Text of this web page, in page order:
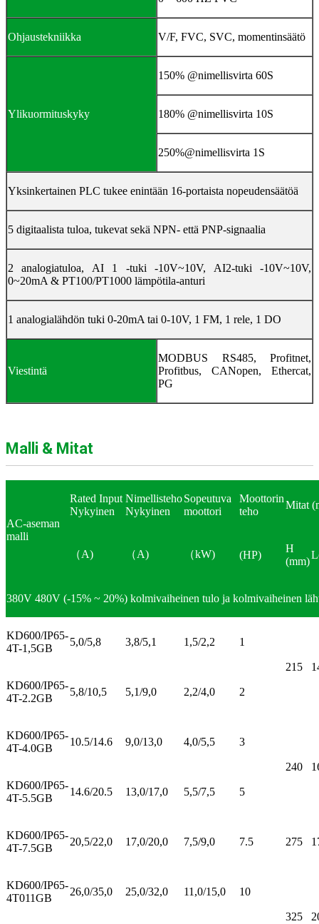
Ohjaustekniikka V/F, FVC, SVC, momentinsäätö
Ylikuormituskyky
150% @nimellisvirta 60S
180% @nimellisvirta 10S
250%@nimellisvirta 1S
Yksinkertainen PLC tukee enintään 16-portaista nopeudensäätöä
5 digitaalista tuloa, tukevat sekä NPN- että PNP-signaalia
2 analogiatuloa, AI 1 -tuki -10V~10V, AI2-tuki -10V~10V,
0~20mA & PT100/PT1000 lämpötila-anturi
1 analogialähdön tuki 0-20mA tai 0-10V, 1 FM, 1 rele, 1 DO
Viestintä
MODBUS RS485, Profitnet,
Profitbus, CANopen, Ethercat,
PG
Malli & Mitat
AC-aseman
malli
Rated Input
Nykyinen
Nimellisteho
Nykyinen
Sopeutuva
moottori
Moottorin
teho
Mitat
（A) （A) （kW) (HP)
H
(mm)
380V 480V (-15% ~ 20%) kolmivaiheinen tulo ja kolmivaiheinen
KD600/IP65-
4T-1,5GB
5,0/5,8 3,8/5,1 1,5/2,2 1
215
KD600/IP65-
4T-2.2GB
5,8/10,5 5,1/9,0 2,2/4,0 2
KD600/IP65-
4T-4.0GB
10.5/14.6 9,0/13,0 4,0/5,5 3
240
KD600/IP65-
4T-5.5GB
14.6/20.5 13,0/17,0 5,5/7,5 5
KD600/IP65-
4T-7.5GB
20,5/22,0 17,0/20,0 7,5/9,0 7.5 275
KD600/IP65-
4T011GB
26,0/35,0 25,0/32,0 11,0/15,0 10
325